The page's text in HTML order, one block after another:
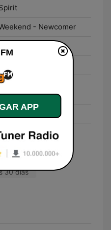
- Newcomer
- mit Audrey
30 días
APP